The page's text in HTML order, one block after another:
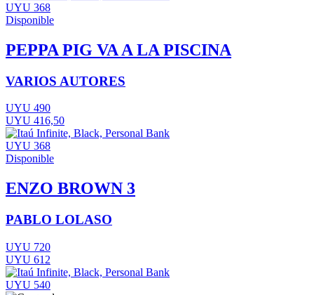
UYU 368
Disponible
PEPPA PIG VA A LA PISCINA
VARIOS AUTORES
UYU 490
UYU 416,50
UYU 368
Disponible
ENZO BROWN 3
PABLO LOLASO
UYU 720
UYU 612
UYU 540